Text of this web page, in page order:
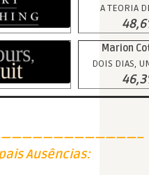
A TEORIA
Marion
DOIS DIAS,
Ausências: